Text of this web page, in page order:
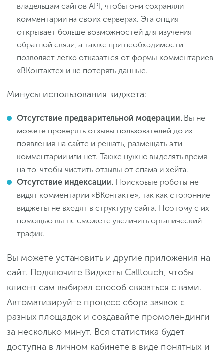
владельцам сайтов API, чтобы они сохраняли
комментарии на своих серверах. Эта опция
открывает больше возможностей для изучения
обратной связи, а также при необходимости
позволяет легко отказаться от формы комментариев
«ВКонтакте» и не потерять данные.
Минусы использования виджета:
Отсутствие предварительной модерации. Вы не
можете проверять отзывы пользователей до их
появления на сайте и решать, размещать эти
комментарии или нет. Также нужно выделять время
на то, чтобы чистить отзывы от спама и хейта.
Отсутствие индексации. Поисковые роботы не
видят комментарии «ВКонтакте», так как сторонние
виджеты не входят в структуру сайта. Поэтому с их
помощью вы не сможете увеличить органический
трафик.
Вы можете установить и другие приложения на
сайт. Подключите Виджеты Calltouch, чтобы
клиент сам выбирал способ связаться с вами.
Автоматизируйте процесс сбора заявок с
разных площадок и создавайте промолендинги
за несколько минут. Вся статистика будет
доступна в личном кабинете в виде понятных и